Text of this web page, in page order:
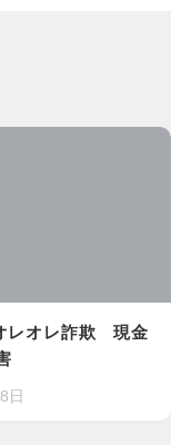
レオレ詐欺 現金
日